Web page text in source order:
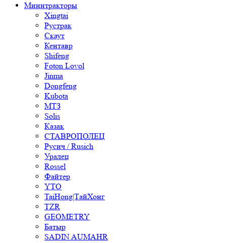
Минитракторы
Xingtai
Рустрак
Скаут
Кентавр
Shifeng
Foton Lovol
Jinma
Dongfeng
Kubota
МТЗ
Solis
Казак
СТАВРОПОЛЕЦ
Русич / Rusich
Уралец
Rossel
Файтер
YTO
TaiHong|ТайХонг
TZR
GEOMETRY
Батыр
SADIN AUMAHR